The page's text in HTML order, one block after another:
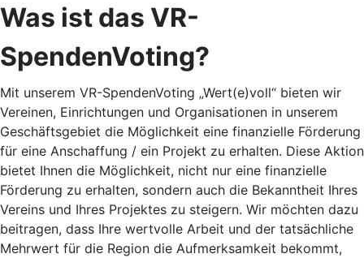
Was ist das VR-
SpendenVoting?
Mit unserem VR-SpendenVoting „Wert(e)voll“ bieten wir
Vereinen, Einrichtungen und Organisationen in unserem
Geschäftsgebiet die Möglichkeit eine finanzielle Förderung
für eine Anschaffung / ein Projekt zu erhalten. Diese Aktion
bietet Ihnen die Möglichkeit, nicht nur eine finanzielle
Förderung zu erhalten, sondern auch die Bekanntheit Ihres
Vereins und Ihres Projektes zu steigern. Wir möchten dazu
beitragen, dass Ihre wertvolle Arbeit und der tatsächliche
Mehrwert für die Region die Aufmerksamkeit bekommt,